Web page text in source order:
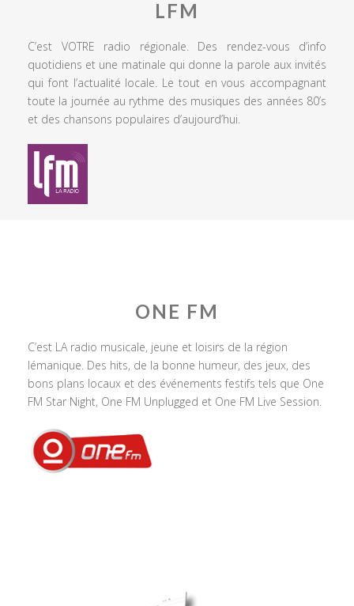
LFM
C’est VOTRE radio régionale. Des rendez-vous d’info
quotidiens et une matinale qui donne la parole aux invités
qui font l’actualité locale. Le tout en vous accompagnant
toute la journée au rythme des musiques des années 80’s
et des chansons populaires d’aujourd’hui.
ONE FM
C’est LA radio musicale, jeune et loisirs de la région
lémanique. Des hits, de la bonne humeur, des jeux, des
bons plans locaux et des événements festifs tels que One
FM Star Night, One FM Unplugged et One FM Live Session.